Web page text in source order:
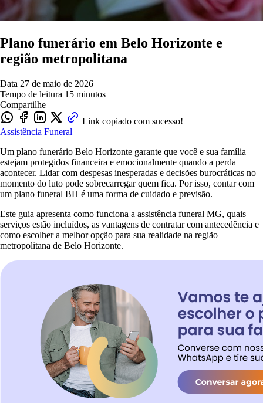
Plano funerário em Belo Horizonte e
região metropolitana
Data 27 de maio de 2026
Tempo de leitura 15 minutos
Compartilhe
Link copiado com sucesso!
Assistência Funeral
Um plano funerário Belo Horizonte garante que você e sua família
estejam protegidos financeira e emocionalmente quando a perda
acontecer. Lidar com despesas inesperadas e decisões burocráticas no
momento do luto pode sobrecarregar quem fica. Por isso, contar com
um plano funeral BH é uma forma de cuidado e previsão.
Este guia apresenta como funciona a assistência funeral MG, quais
serviços estão incluídos, as vantagens de contratar com antecedência e
como escolher a melhor opção para sua realidade na região
metropolitana de Belo Horizonte.